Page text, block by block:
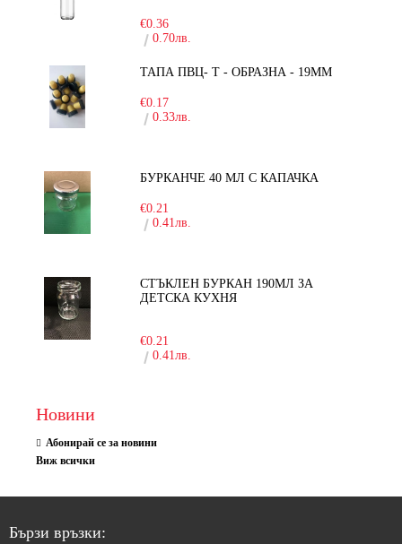
€0.36
0.70лв.
ТАПА ПВЦ- Т - ОБРАЗНА - 19ММ
€0.17
0.33лв.
БУРКАНЧЕ 40 МЛ С КАПАЧКА
€0.21
0.41лв.
СТЪКЛЕН БУРКАН 190МЛ ЗА
ДЕТСКА КУХНЯ
€0.21
0.41лв.
Новини
Абонирай се за новини
Виж всички
Бързи връзки: